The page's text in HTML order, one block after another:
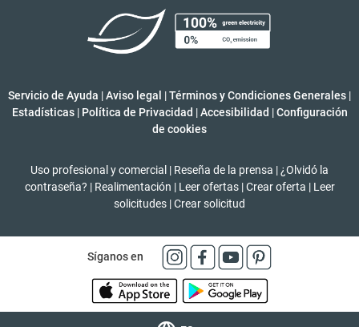
Servicio de Ayuda |Aviso legal |Términos y Condiciones Generales |
Estadísticas | Política de Privacidad | Accesibilidad | Configuración
de cookies
Uso profesional y comercial | Reseña de la prensa | ¿Olvidó la
contraseña? | Realimentación | Leer ofertas | Crear oferta | Leer
solicitudes |Crear solicitud
Síganos en